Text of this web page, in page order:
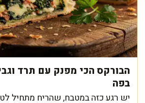
הבורקס הכי מפנק עם תרד
בפה
יש רגע כזה במטבח, שהריח מתחיל